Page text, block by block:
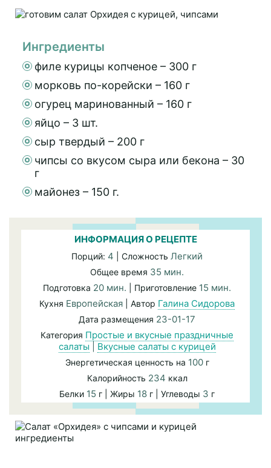
Ингредиенты
филе курицы копченое – 300 г
морковь по-корейски – 160 г
огурец маринованный – 160 г
яйцо – 3 шт.
сыр твердый – 200 г
чипсы со вкусом сыра или бекона – 30
г
майонез – 150 г.
ИНФОРМАЦИЯ О РЕЦЕПТЕ
Порций: 4 | Сложность Легкий
Общее время 35 мин.
Подготовка 20 мин. | Приготовление 15 мин.
Кухня Европейская | Автор Галина Сидорова
Дата размещения 23-01-17
Категория Простые и вкусные праздничные
салаты
Вкусные салаты с курицей
Энергетическая ценность на 100г
Калорийность 234 ккал
Белки 15 г | Жиры 18 г | Углеводы 3 г